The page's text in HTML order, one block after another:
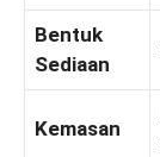
Bentuk
Sediaan
Kemasan